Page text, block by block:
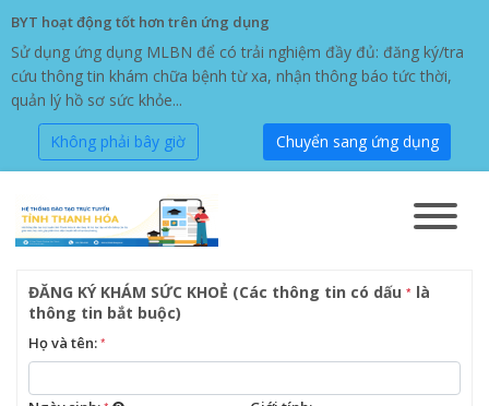
BYT hoạt động tốt hơn trên ứng dụng
Sử dụng ứng dụng MLBN để có trải nghiệm đầy đủ: đăng ký/tra
cứu thông tin khám chữa bệnh từ xa, nhận thông báo tức thời,
quản lý hồ sơ sức khỏe...
Không phải bây giờ Chuyển sang ứng dụng
ĐĂNG KÝ KHÁM SỨC KHOẺ (Các thông tin có dấu * là
thông tin bắt buộc)
Họ và tên:*